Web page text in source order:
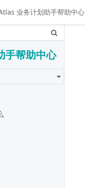
业务计划助手帮助中心
手帮助中心